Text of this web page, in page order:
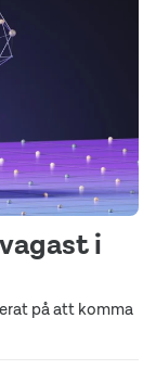
i
på att komma